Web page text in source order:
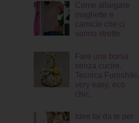
Come allargare
magliette e
camicie che ci
vanno strette
Fare una borsa
senza cucire.
Tecnica Furoshiki,
very easy, eco
chic.
Idee fai da te per